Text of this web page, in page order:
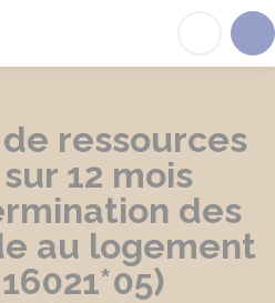
ressources
12 mois
des
au logement